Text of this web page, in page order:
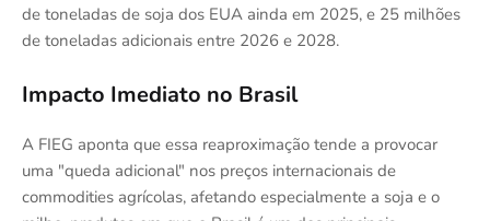
de toneladas de soja dos EUA ainda em 2025, e 25 milhões
de toneladas adicionais entre 2026 e 2028.
Impacto Imediato no Brasil
A FIEG aponta que essa reaproximação tende a provocar
uma "queda adicional" nos preços internacionais de
commodities agrícolas, afetando especialmente a soja e o